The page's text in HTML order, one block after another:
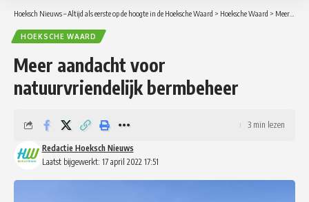
Hoeksch Nieuws – Altijd als eerste op de hoogte in de Hoeksche Waard > Hoeksche Waard > Meer aandacht voor natuurvriendelijk bermbeheer
HOEKSCHE WAARD
Meer aandacht voor
natuurvriendelijk bermbeheer
Laatst bijgewerkt: 17 april 2022 17:51
Redactie Hoeksch Nieuws
3 min lezen